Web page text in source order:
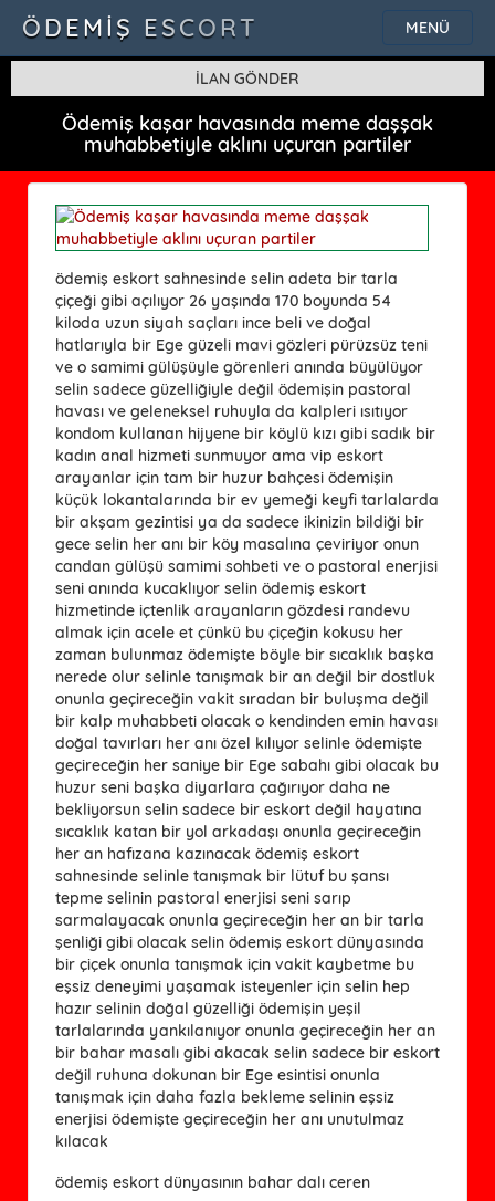
MENÜ
ÖDEMIŞ ESCORT
İLAN GÖNDER
Ödemiş kaşar havasında meme daşşak
muhabbetiyle aklını uçuran partiler
ödemiş eskort sahnesinde selin adeta bir tarla
çiçeği gibi açılıyor 26 yaşında 170 boyunda 54
kiloda uzun siyah saçları ince beli ve doğal
hatlarıyla bir Ege güzeli mavi gözleri pürüzsüz teni
ve o samimi gülüşüyle görenleri anında büyülüyor
selin sadece güzelliğiyle değil ödemişin pastoral
havası ve geleneksel ruhuyla da kalpleri ısıtıyor
kondom kullanan hijyene bir köylü kızı gibi sadık bir
kadın anal hizmeti sunmuyor ama vip eskort
arayanlar için tam bir huzur bahçesi ödemişin
küçük lokantalarında bir ev yemeği keyfi tarlalarda
bir akşam gezintisi ya da sadece ikinizin bildiği bir
gece selin her anı bir köy masalına çeviriyor onun
candan gülüşü samimi sohbeti ve o pastoral enerjisi
seni anında kucaklıyor selin ödemiş eskort
hizmetinde içtenlik arayanların gözdesi randevu
almak için acele et çünkü bu çiçeğin kokusu her
zaman bulunmaz ödemişte böyle bir sıcaklık başka
nerede olur selinle tanışmak bir an değil bir dostluk
onunla geçireceğin vakit sıradan bir buluşma değil
bir kalp muhabbeti olacak o kendinden emin havası
doğal tavırları her anı özel kılıyor selinle ödemişte
geçireceğin her saniye bir Ege sabahı gibi olacak bu
huzur seni başka diyarlara çağırıyor daha ne
bekliyorsun selin sadece bir eskort değil hayatına
sıcaklık katan bir yol arkadaşı onunla geçireceğin
her an hafızana kazınacak ödemiş eskort
sahnesinde selinle tanışmak bir lütuf bu şansı
tepme selinin pastoral enerjisi seni sarıp
sarmalayacak onunla geçireceğin her an bir tarla
şenliği gibi olacak selin ödemiş eskort dünyasında
bir çiçek onunla tanışmak için vakit kaybetme bu
eşsiz deneyimi yaşamak isteyenler için selin hep
hazır selinin doğal güzelliği ödemişin yeşil
tarlalarında yankılanıyor onunla geçireceğin her an
bir bahar masalı gibi akacak selin sadece bir eskort
değil ruhuna dokunan bir Ege esintisi onunla
tanışmak için daha fazla bekleme selinin eşsiz
enerjisi ödemişte geçireceğin her anı unutulmaz
kılacak
ödemiş eskort dünyasının bahar dalı ceren